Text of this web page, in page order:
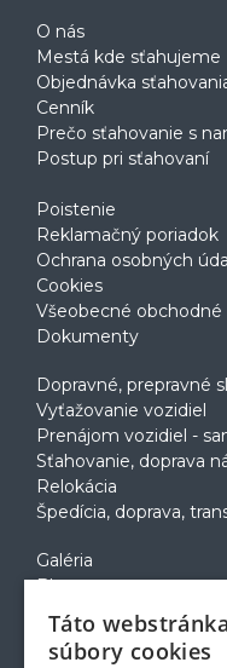
O nás
Mestá kde sťahujeme
Objednávka
Cenník
Prečo sťahovanie s
Postup pri sťahovaní
Poistenie
Reklamačný poriadok
Ochrana osobných
Cookies
Všeobecné
Dokumenty
Dopravné, prepravné
Vyťažovanie vozidiel
Prenájom vozidiel -
Sťahovanie, doprava
Relokácia
Špedícia, doprava,
Galéria
Blog
Voľné pozície
Zapožičanie krabíc
Rady a tipy pri
Táto
súbory cookies